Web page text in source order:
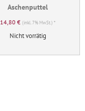
Aschenputtel
14,80€ (inkl. 7% MwSt.) *
Nicht vorrätig